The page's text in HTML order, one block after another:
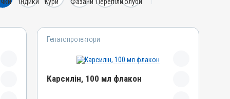
Гепатопротектори
Карсилін, 100 мл флакон